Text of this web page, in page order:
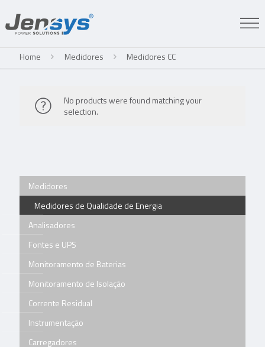
Home Medidores Medidores CC
No products were found matching your
selection.
Medidores
Medidores de Qualidade de Energia
Analisadores
Fontes e UPS
Monitoramento de Baterias
Monitoramento de Isolação
Corrente Residual
Instrumentação
Carregadores